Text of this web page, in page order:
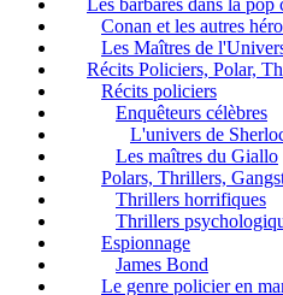
Conan et les autres
Les Maîtres de
Récits Policiers, Polar,
Récits policiers
Enquêteurs célèbres
L'univers de
Les maîtres du Giallo
Polars, Thrillers,
Thrillers horrifiques
Thrillers
Espionnage
James Bond
Le genre policier en